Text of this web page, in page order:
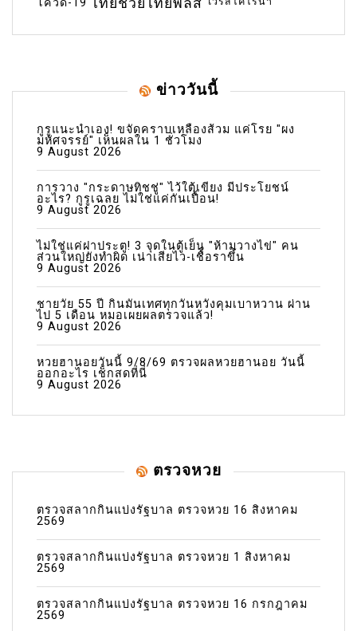
ข่าววันนี้
กูรูแนะนำเอง! ขจัดคราบเหลืองส้วม แค่โรย "ผง
มหัศจรรย์" เห็นผลใน 1 ชั่วโมง
9 August 2026
การวาง "กระดาษทิชชู่" ไว้ใต้เขียง มีประโยชน์
อะไร? กูรูเฉลย ไม่ใช่แค่กันเปื้อน!
9 August 2026
ไม่ใช่แค่ฝาประตู! 3 จุดในตู้เย็น "ห้ามวางไข่" คน
ส่วนใหญ่ยังทำผิด เน่าเสียไว-เชื้อราขึ้น
9 August 2026
ชายวัย 55 ปี กินมันเทศทุกวันหวังคุมเบาหวาน ผ่าน
ไป 5 เดือน หมอเผยผลตรวจแล้ว!
9 August 2026
หวยฮานอยวันนี้ 9/8/69 ตรวจผลหวยฮานอย วันนี้
ออกอะไร เช็กสดที่นี่
9 August 2026
ตรวจหวย
ตรวจสลากกินแบ่งรัฐบาล ตรวจหวย 16 สิงหาคม
2569
ตรวจสลากกินแบ่งรัฐบาล ตรวจหวย 1 สิงหาคม
2569
ตรวจสลากกินแบ่งรัฐบาล ตรวจหวย 16 กรกฎาคม
2569